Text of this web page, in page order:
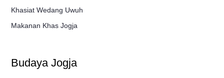
Khasiat Wedang Uwuh
Makanan Khas Jogja
Budaya Jogja